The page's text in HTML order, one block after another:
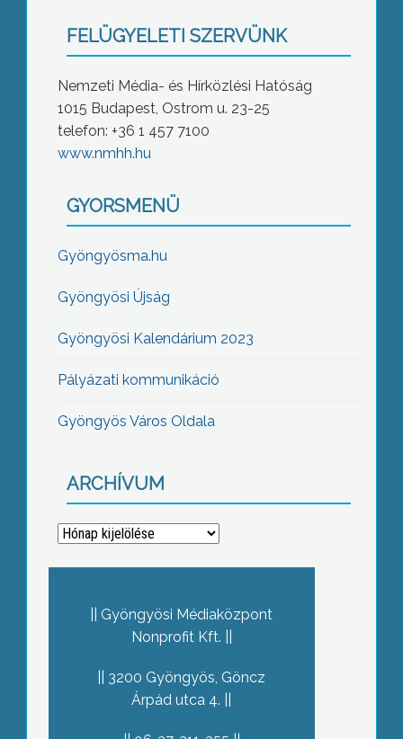
FELÜGYELETI SZERVÜNK
Nemzeti Média- és Hírközlési Hatóság
1015 Budapest, Ostrom u. 23-25
telefon: +36 1 457 7100
www.nmhh.hu
GYORSMENÜ
Gyöngyösma.hu
Gyöngyösi Újság
Gyöngyösi Kalendárium 2023
Pályázati kommunikáció
Gyöngyös Város Oldala
ARCHÍVUM
Archívum
Gyöngyösi Médiaközpont
Nonprofit Kft.
3200 Gyöngyös, Göncz
Árpád utca 4.